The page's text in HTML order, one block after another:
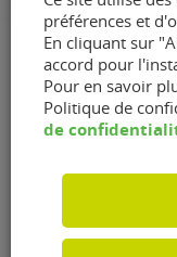
Longué-
Nom(Nécessaire)
préférences et
En cliquant sur
accord pour
Pour en savoir
Politique de
de